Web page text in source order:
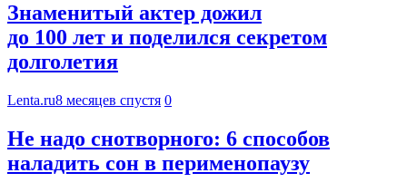
Знаменитый актер дожил
до 100 лет и поделился секретом
долголетия
Lenta.ru8 месяцев спустя 0
Не надо снотворного: 6 способов
наладить сон в перименопаузу